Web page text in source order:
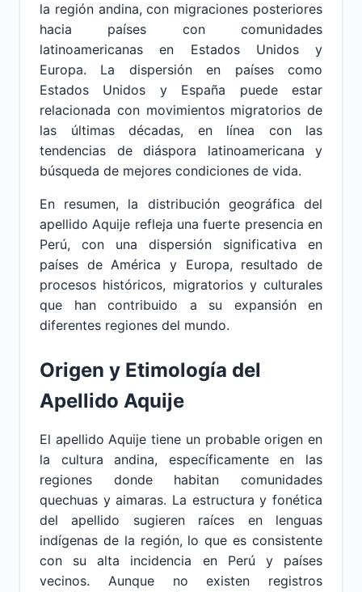
la región andina, con migraciones posteriores
hacia países con comunidades
latinoamericanas en Estados Unidos y
Europa. La dispersión en países como
Estados Unidos y España puede estar
relacionada con movimientos migratorios de
las últimas décadas, en línea con las
tendencias de diáspora latinoamericana y
búsqueda de mejores condiciones de vida.
En resumen, la distribución geográfica del
apellido Aquije refleja una fuerte presencia en
Perú, con una dispersión significativa en
países de América y Europa, resultado de
procesos históricos, migratorios y culturales
que han contribuido a su expansión en
diferentes regiones del mundo.
Origen y Etimología del
Apellido Aquije
El apellido Aquije tiene un probable origen en
la cultura andina, específicamente en las
regiones donde habitan comunidades
quechuas y aimaras. La estructura y fonética
del apellido sugieren raíces en lenguas
indígenas de la región, lo que es consistente
con su alta incidencia en Perú y países
vecinos. Aunque no existen registros